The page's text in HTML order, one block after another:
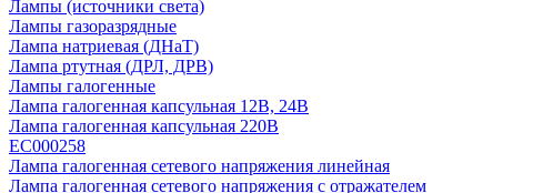
Лампы (источники света)
Лампы газоразрядные
Лампа натриевая (ДНаТ)
Лампа ртутная (ДРЛ, ДРВ)
Лампы галогенные
Лампа галогенная капсульная 12В, 24В
Лампа галогенная капсульная 220В
EC000258
Лампа галогенная сетевого напряжения линейная
Лампа галогенная сетевого напряжения с отражателем